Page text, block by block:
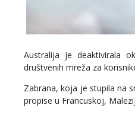
Australija je deaktivirala
društvenih mreža za
Zabrana, koja je stupila na
propise u Francuskoj,